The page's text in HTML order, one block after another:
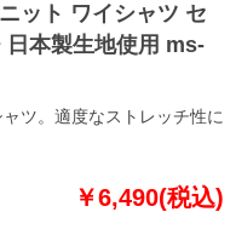
ット ワイシャツ セ
日本製生地使用 ms-
ツ。適度なストレッチ性に
￥6,490(税込)